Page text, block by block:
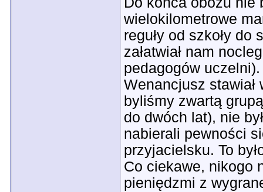
wielokilometrowe
reguły od szkoły
załatwiał nam
pedagogów
Wenancjusz
byliśmy zwartą
do dwóch lat), nie
nabierali pewności
przyjacielsku. To
Co ciekawe, nikogo
pieniędzmi z